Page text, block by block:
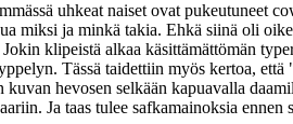
uhkeat naiset ovat pukeutuneet
miksi ja minkä takia. Ehkä siinä oli
klipeistä alkaa käsittämättömän
Tässä taidettiin myös kertoa, että
kuvan hevosen selkään kapuavalla
Ja taas tulee safkamainoksia ennen